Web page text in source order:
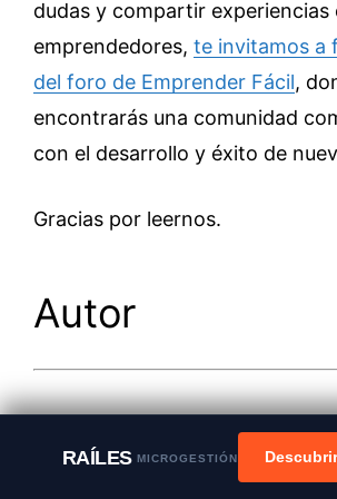
dudas y compartir
emprendedores, te invitamos a
del foro de Emprender Fácil,
encontrarás una comunidad
con el desarrollo y éxito de
Gracias por leernos.
Autor
RAÍLESMICROGESTIÓN